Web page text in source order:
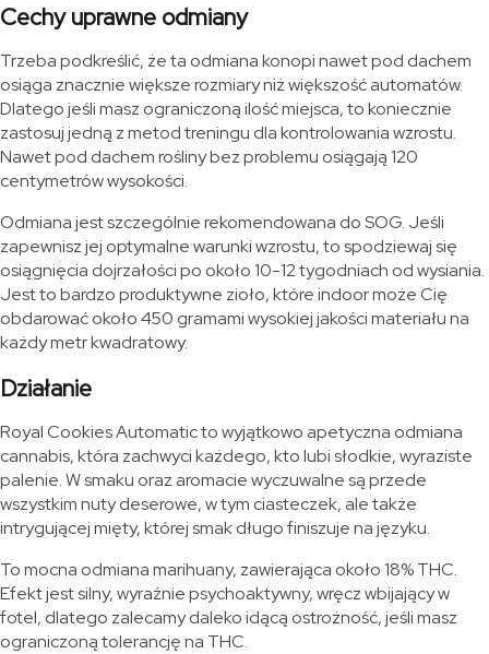
Cechy uprawne odmiany
Trzeba podkreślić, że ta odmiana konopi nawet pod dachem
osiąga znacznie większe rozmiary niż większość automatów.
Dlatego jeśli masz ograniczoną ilość miejsca, to koniecznie
zastosuj jedną z metod treningu dla kontrolowania wzrostu.
Nawet pod dachem rośliny bez problemu osiągają 120
centymetrów wysokości.
Odmiana jest szczególnie rekomendowana do SOG. Jeśli
zapewnisz jej optymalne warunki wzrostu, to spodziewaj się
osiągnięcia dojrzałości po około 10-12 tygodniach od wysiania.
Jest to bardzo produktywne zioło, które indoor może Cię
obdarować około 450 gramami wysokiej jakości materiału na
każdy metr kwadratowy.
Działanie
Royal Cookies Automatic to wyjątkowo apetyczna odmiana
cannabis, która zachwyci każdego, kto lubi słodkie, wyraziste
palenie. W smaku oraz aromacie wyczuwalne są przede
wszystkim nuty deserowe, w tym ciasteczek, ale także
intrygującej mięty, której smak długo finiszuje na języku.
To mocna odmiana marihuany, zawierająca około 18% THC.
Efekt jest silny, wyraźnie psychoaktywny, wręcz wbijający w
fotel, dlatego zalecamy daleko idącą ostrożność, jeśli masz
ograniczoną tolerancję na THC.